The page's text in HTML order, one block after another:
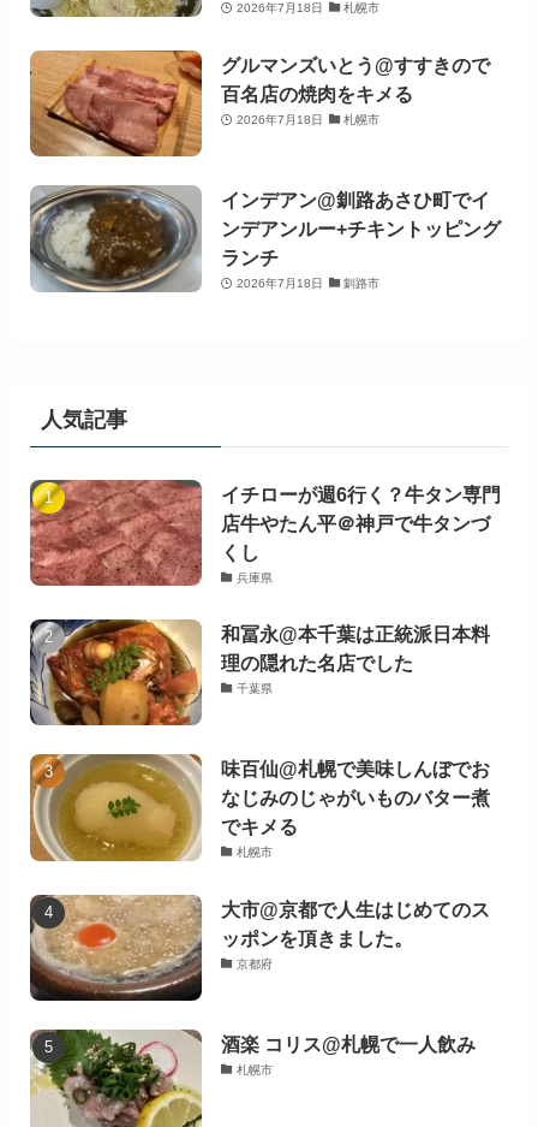
2026年7月18日 札幌市
グルマンズいとう@すすきので
百名店の焼肉をキメる
2026年7月18日 札幌市
インデアン@釧路あさひ町でイ
ンデアンルー+チキントッピング
ランチ
2026年7月18日 釧路市
人気記事
イチローが週6行く？牛タン専門
店牛やたん平＠神戸で牛タンづ
くし
兵庫県
和冨永@本千葉は正統派日本料
理の隠れた名店でした
千葉県
味百仙@札幌で美味しんぼでお
なじみのじゃがいものバター煮
でキメる
札幌市
大市@京都で人生はじめてのス
ッポンを頂きました。
京都府
酒楽 コリス@札幌で一人飲み
札幌市